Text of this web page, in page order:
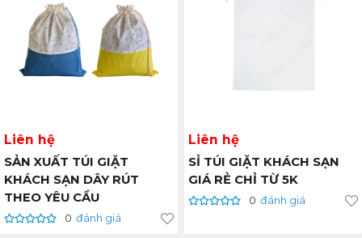
Liên hệ
SẢN XUẤT TÚI GIẶT
KHÁCH SẠN DÂY RÚT
THEO YÊU CẦU
0 đánh giá
Liên hệ
SỈ TÚI GIẶT KHÁCH SẠN
GIÁ RẺ CHỈ TỪ 5K
0 đánh giá